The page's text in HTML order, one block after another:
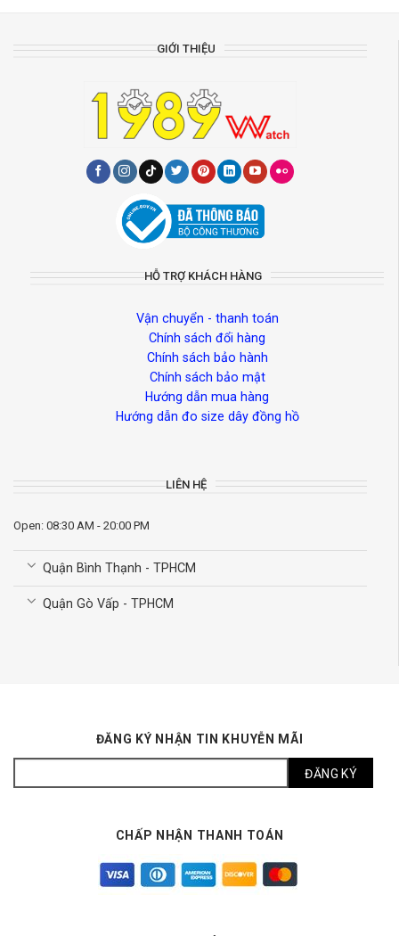
GIỚI THIỆU
HỖ TRỢ KHÁCH HÀNG
Vận chuyển - thanh toán
Chính sách đổi hàng
Chính sách bảo hành
Chính sách bảo mật
Hướng dẫn mua hàng
Hướng dẫn đo size dây đồng hồ
LIÊN HỆ
Open: 08:30 AM - 20:00 PM
Quận Bình Thạnh - TPHCM
Quận Gò Vấp - TPHCM
ĐĂNG KÝ NHẬN TIN KHUYỄN MÃI
CHẤP NHẬN THANH TOÁN